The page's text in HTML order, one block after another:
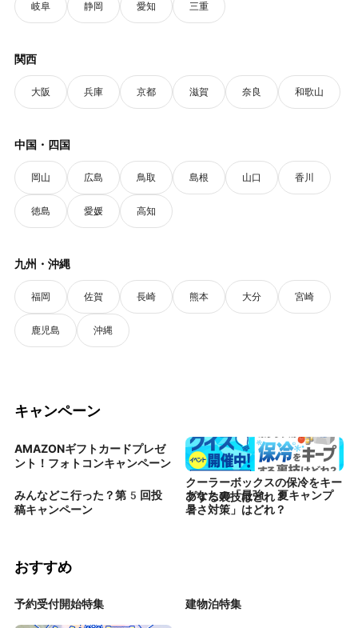
岐阜 静岡 愛知 三重
関西
大阪 兵庫 京都 滋賀 奈良 和歌山
中国・四国
岡山 広島 鳥取 島根 山口 香川
徳島 愛媛 高知
九州・沖縄
福岡 佐賀 長崎 熊本 大分 宮崎
鹿児島 沖縄
キャンペーン
AMAZONギフトカードプレゼ
ント！フォトコンキャンペーン
クーラーボックスの保冷をキー
プする裏技はどれ？
みんなどこ行った？第5回投
稿キャンペーン
あなたの「最強 夏キャンプ
暑さ対策」はどれ？
おすすめ
予約受付開始特集 建物泊特集